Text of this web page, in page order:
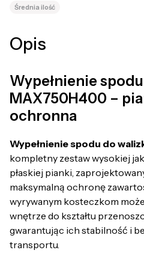
Średnia ilość
Opis
Wypełnienie
MAX750H400 –
ochronna
Wypełnienie spodu do
kompletny zestaw wysokiej
płaskiej pianki,
maksymalną ochronę
wyrywanym kosteczkom
wnętrze do kształtu
gwarantując ich stabilność i
transportu.